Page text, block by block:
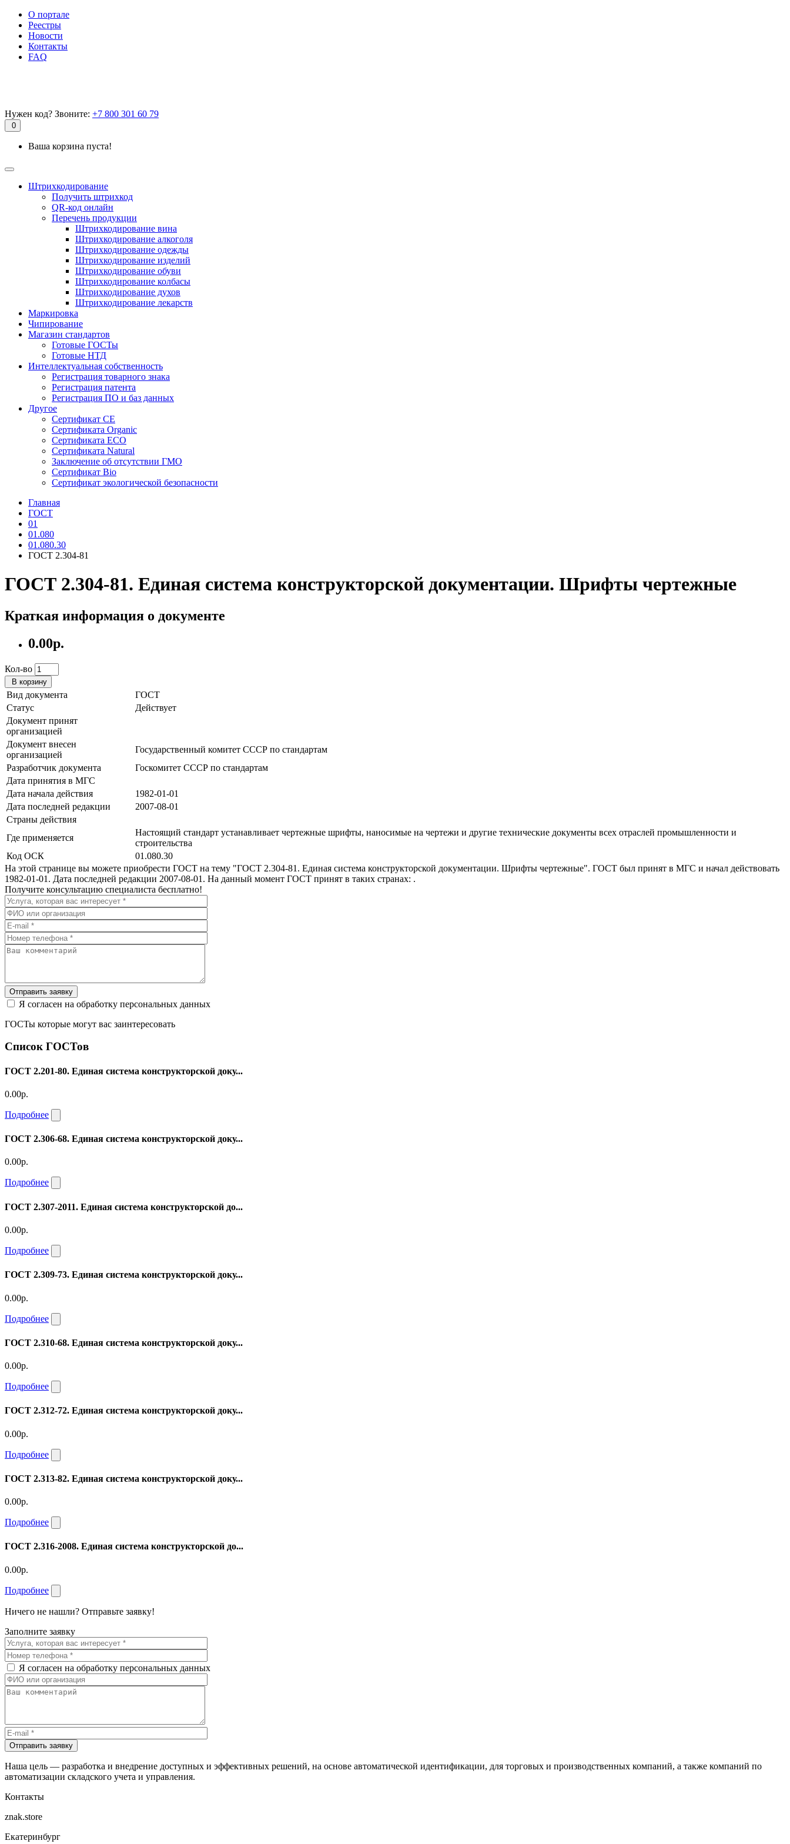
О портале
Реестры
Новости
Контакты
FAQ
Нужен код? Звоните: +7 800 301 60 79
0
Ваша корзина пуста!
Штрихкодирование
Получить штрихкод
QR-код онлайн
Перечень продукции
Штрихкодирование вина
Штрихкодирование алкоголя
Штрихкодирование одежды
Штрихкодирование изделий
Штрихкодирование обуви
Штрихкодирование колбасы
Штрихкодирование духов
Штрихкодирование лекарств
Маркировка
Чипирование
Магазин стандартов
Готовые ГОСТы
Готовые НТД
Интеллектуальная собственность
Регистрация товарного знака
Регистрация патента
Регистрация ПО и баз данных
Другое
Сертификат СЕ
Сертификата Organic
Сертификата ECO
Сертификата Natural
Заключение об отсутствии ГМО
Сертификат Bio
Сертификат экологической безопасности
Главная
ГОСТ
01
01.080
01.080.30
ГОСТ 2.304-81
ГОСТ 2.304-81. Единая система конструкторской документации. Шрифты чертежные
Краткая информация о документе
0.00р.
Кол-во
В корзину
Вид документа
ГОСТ
Статус
Действует
Документ принят
организацией
Документ внесен
организацией
Государственный комитет СССР по стандартам
Разработчик документа
Госкомитет СССР по стандартам
Дата принятия в МГС
Дата начала действия
1982-01-01
Дата последней редакции
2007-08-01
Страны действия
Где применяется
Настоящий стандарт устанавливает чертежные шрифты, наносимые на чертежи и другие технические документы всех отраслей промышленности и
строительства
Код ОСК
01.080.30
На этой странице вы можете приобрести ГОСТ на тему "ГОСТ 2.304-81. Единая система конструкторской документации. Шрифты чертежные". ГОСТ был принят в МГС и начал действовать
1982-01-01. Дата последней редакции 2007-08-01. На данный момент ГОСТ принят в таких странах: .
Получите консультацию специалиста бесплатно!
Отправить заявку
Я согласен на обработку персональных данных
ГОСТы которые могут вас заинтересовать
Список ГОСТов
ГОСТ 2.201-80. Единая система конструкторской доку...
0.00р.
Подробнее
ГОСТ 2.306-68. Единая система конструкторской доку...
0.00р.
Подробнее
ГОСТ 2.307-2011. Единая система конструкторской до...
0.00р.
Подробнее
ГОСТ 2.309-73. Единая система конструкторской доку...
0.00р.
Подробнее
ГОСТ 2.310-68. Единая система конструкторской доку...
0.00р.
Подробнее
ГОСТ 2.312-72. Единая система конструкторской доку...
0.00р.
Подробнее
ГОСТ 2.313-82. Единая система конструкторской доку...
0.00р.
Подробнее
ГОСТ 2.316-2008. Единая система конструкторской до...
0.00р.
Подробнее
Ничего не нашли? Отправьте заявку!
Заполните заявку
Я согласен на обработку персональных данных
Отправить заявку
Наша цель — разработка и внедрение доступных и эффективных решений, на основе автоматической идентификации, для торговых и производственных компаний, а также компаний по
автоматизации складского учета и управления.
Контакты
znak.store
Екатеринбург